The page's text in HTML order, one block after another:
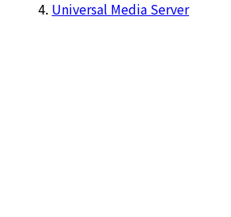
Universal Media Server